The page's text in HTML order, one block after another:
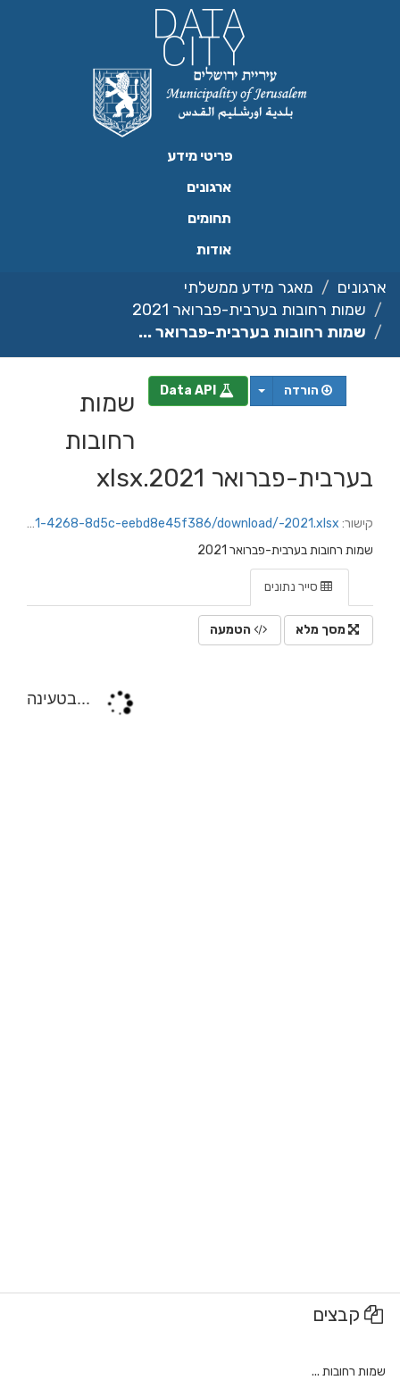
פריטי מידע
ארגונים
תחומים
אודות
ארגונים
מאגר מידע ממשלתי
שמות רחובות בערבית-פברואר 2021
שמות רחובות בערבית-פברואר ...
הורדה
שמות
רחובות
בערבית-פברואר 2021.xlsx
קישור: https://jerusalem.datacity.org.il/dataset/216b571e-227e-4d44-ab34-4ef39fffba24/resource/30d00132-f381-4268-8d5c-eebd8e45f386/download/-2021.xlsx
שמות רחובות בערבית-פברואר 2021
סייר נתונים
מסך מלא הטמעה
קבצים
שמות רחובות ...